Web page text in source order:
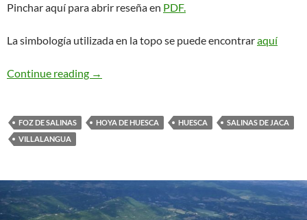
Pinchar aquí para abrir reseña en PDF.
La simbología utilizada en la topo se puede encontraraquí
Continue reading Diedros Perdidos. Foz de Salinas
→
FOZ DE SALINAS HOYA DE HUESCA HUESCA
SALINAS DE JACA
VILLALANGUA